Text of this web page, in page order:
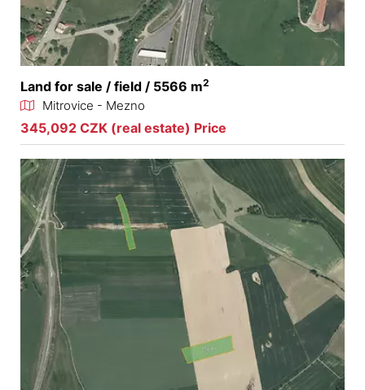
Land for sale / field / 5566 m2
Mitrovice - Mezno
345,092 CZK (real estate) Price